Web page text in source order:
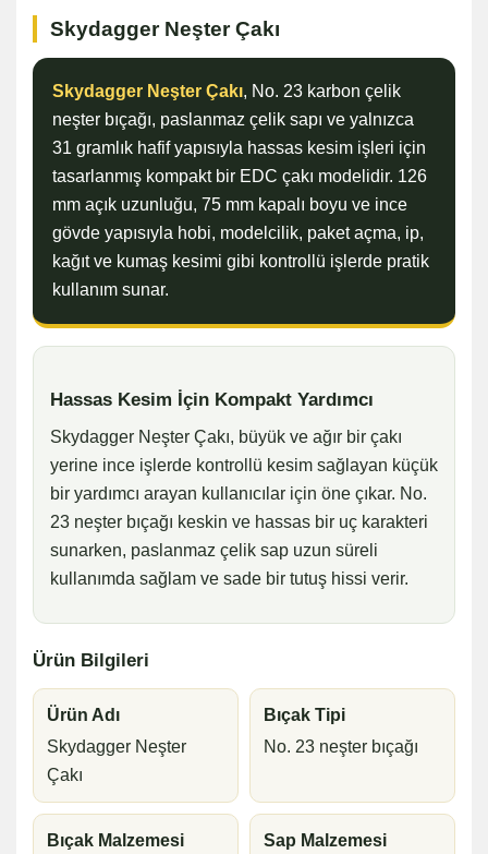
Skydagger Neşter Çakı
Skydagger Neşter Çakı, No. 23 karbon çelik
neşter bıçağı, paslanmaz çelik sapı ve yalnızca
31 gramlık hafif yapısıyla hassas kesim işleri için
tasarlanmış kompakt bir EDC çakı modelidir. 126
mm açık uzunluğu, 75 mm kapalı boyu ve ince
gövde yapısıyla hobi, modelcilik, paket açma, ip,
kağıt ve kumaş kesimi gibi kontrollü işlerde pratik
kullanım sunar.
Hassas Kesim İçin Kompakt Yardımcı
Skydagger Neşter Çakı, büyük ve ağır bir çakı
yerine ince işlerde kontrollü kesim sağlayan küçük
bir yardımcı arayan kullanıcılar için öne çıkar. No.
23 neşter bıçağı keskin ve hassas bir uç karakteri
sunarken, paslanmaz çelik sap uzun süreli
kullanımda sağlam ve sade bir tutuş hissi verir.
Ürün Bilgileri
Ürün Adı
Skydagger Neşter
Çakı
Bıçak Tipi
No. 23 neşter bıçağı
Bıçak Malzemesi
Sap Malzemesi